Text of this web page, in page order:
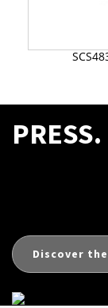
PRESS.
Discover